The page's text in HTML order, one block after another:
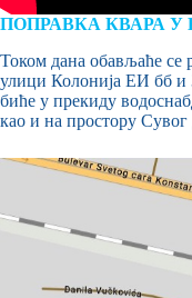
ПОПРАВКА КВАРА
Током дана обављаће
улици Колонија ЕИ бб и
биће у прекиду
као и на простору